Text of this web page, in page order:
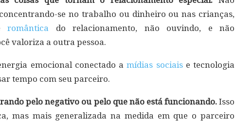
se no trabalho ou dinheiro ou nas crianças,
romântica do relacionamento, não ouvindo, e não
valoriza a outra pessoa.
emocional conectado amídias sociaise tecnologia
tempo com seu parceiro.
pelo negativo ou pelo que não está funcionando.Isso
mas mais generalizada na medida em que o parceiro